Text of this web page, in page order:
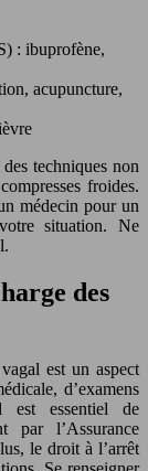
: ibuprofène,
acupuncture,
techniques non
froides.
médecin pour un
situation. Ne
des
est un aspect
d’examens
est essentiel de
par l’Assurance
le droit à l’arrêt